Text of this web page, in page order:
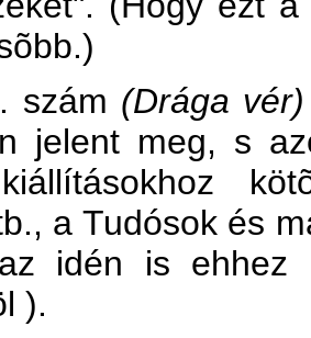
szám (Drága vér)
jelent meg, s
a Tudósok és
idén is ehhez
).